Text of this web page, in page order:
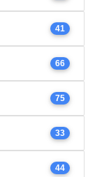
41
66
75
33
44